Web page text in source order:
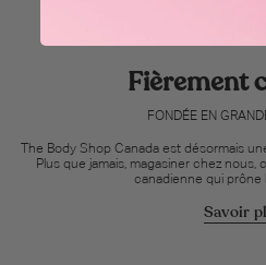
Fièrement
FONDÉE EN
The Body Shop Canada est désormais
Plus que jamais, magasiner chez
canadienne qui prône
Savoir